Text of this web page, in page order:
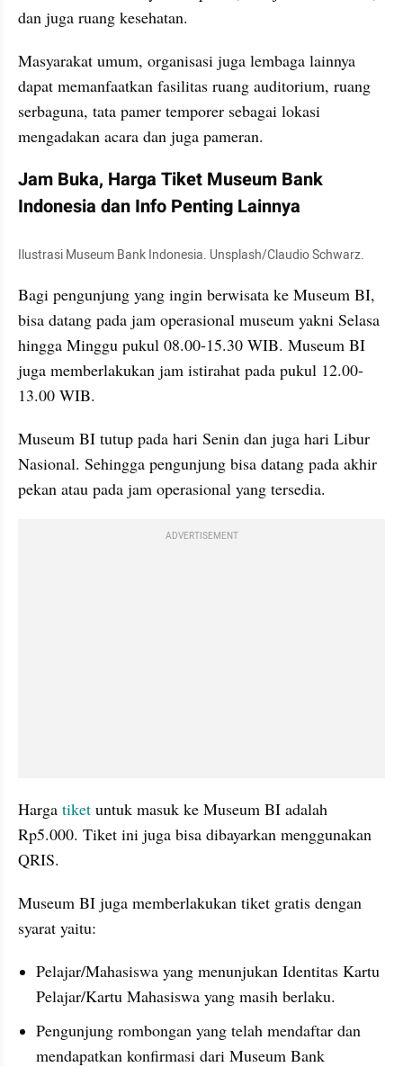
dan juga ruang kesehatan.
Masyarakat umum, organisasi juga lembaga lainnya
dapat memanfaatkan fasilitas ruang auditorium, ruang
serbaguna, tata pamer temporer sebagai lokasi
mengadakan acara dan juga pameran.
Jam Buka, Harga Tiket Museum Bank
Indonesia dan Info Penting Lainnya
Ilustrasi Museum Bank Indonesia. Unsplash/Claudio Schwarz.
Bagi pengunjung yang ingin berwisata ke Museum BI,
bisa datang pada jam operasional museum yakni Selasa
hingga Minggu pukul 08.00-15.30 WIB. Museum BI
juga memberlakukan jam istirahat pada pukul 12.00-
13.00 WIB.
Museum BI tutup pada hari Senin dan juga hari Libur
Nasional. Sehingga pengunjung bisa datang pada akhir
pekan atau pada jam operasional yang tersedia.
ADVERTISEMENT
Harga tiket untuk masuk ke Museum BI adalah
Rp5.000. Tiket ini juga bisa dibayarkan menggunakan
QRIS.
Museum BI juga memberlakukan tiket gratis dengan
syarat yaitu:
Pelajar/Mahasiswa yang menunjukan Identitas Kartu
Pelajar/Kartu Mahasiswa yang masih berlaku.
Pengunjung rombongan yang telah mendaftar dan
mendapatkan konfirmasi dari Museum Bank